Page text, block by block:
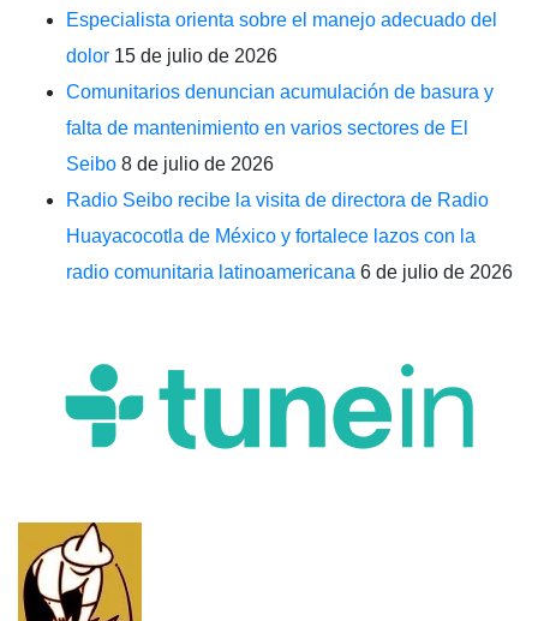
Especialista orienta sobre el manejo adecuado del
dolor 15 de julio de 2026
Comunitarios denuncian acumulación de basura y
falta de mantenimiento en varios sectores de El
Seibo 8 de julio de 2026
Radio Seibo recibe la visita de directora de Radio
Huayacocotla de México y fortalece lazos con la
radio comunitaria latinoamericana 6 de julio de 2026